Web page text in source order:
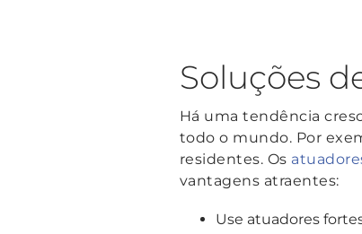
Soluções
Há uma tendência
todo o mundo. Por
residentes. Os
vantagens atraentes:
Use atuadores